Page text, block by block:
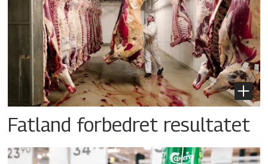
Fatland forbedret resultatet